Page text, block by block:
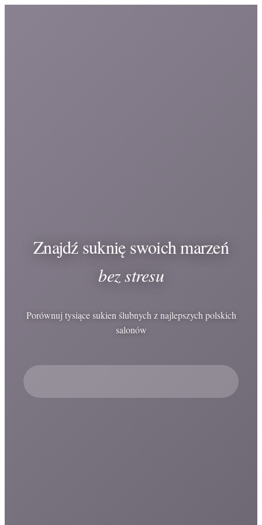
Znajdź suknię swoich marzeń
bez stresu
Porównuj tysiące sukien ślubnych z najlepszych polskich
salonów